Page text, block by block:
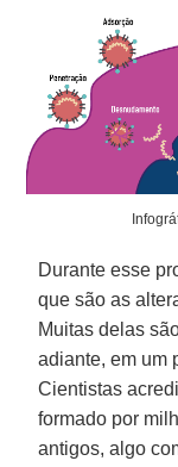
Durante esse
que são as
Muitas delas
adiante, em um
Cientistas
formado por
antigos, algo